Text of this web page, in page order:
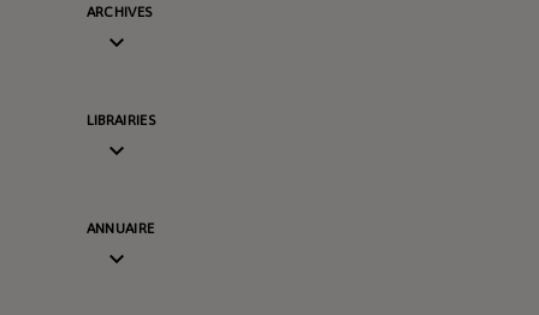
ARCHIVES

LIBRAIRIES

ANNUAIRE
